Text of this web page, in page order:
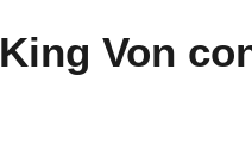
King Von